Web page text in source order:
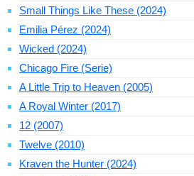
Small Things Like These (2024)
Emilia Pérez (2024)
Wicked (2024)
Chicago Fire (Serie)
A Little Trip to Heaven (2005)
A Royal Winter (2017)
12 (2007)
Twelve (2010)
Kraven the Hunter (2024)